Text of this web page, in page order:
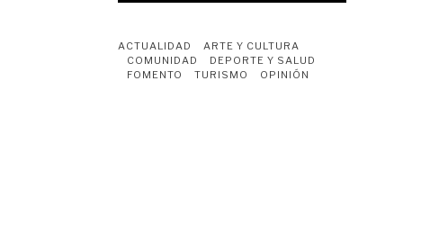
ACTUALIDAD
ARTE Y CULTURA
COMUNIDAD
DEPORTE Y SALUD
FOMENTO
TURISMO OPINIÓN